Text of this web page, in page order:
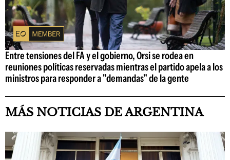
Entre tensiones del FA y el gobierno, Orsi se rodea en
reuniones políticas reservadas mientras el partido apela a los
ministros para responder a "demandas" de la gente
MÁS NOTICIAS DE ARGENTINA